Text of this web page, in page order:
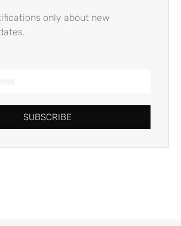
only about new
SUBSCRIBE